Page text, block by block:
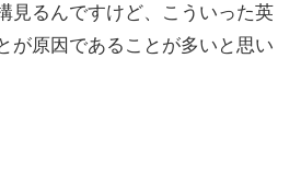
見るんですけど、こういった英
が原因であることが多いと思い